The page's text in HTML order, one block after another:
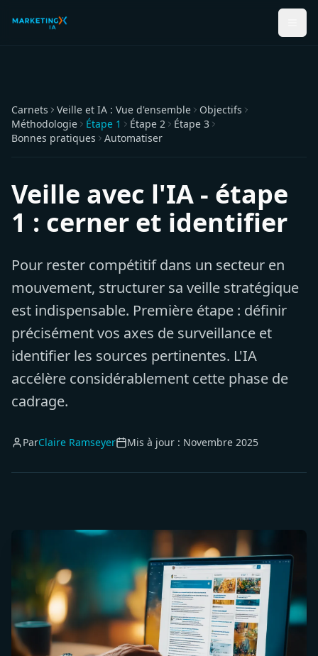
Carnets Veille et IA : Vue d'ensemble
Objectifs
Méthodologie
Étape 1 Étape 2
Étape 3
Bonnes pratiques
Automatiser
Veille avec l'IA - étape
1 : cerner et identifier
Pour rester compétitif dans un secteur en
mouvement, structurer sa veille stratégique
est indispensable. Première étape : définir
précisément vos axes de surveillance et
identifier les sources pertinentes. L'IA
accélère considérablement cette phase de
cadrage.
ParClaire Ramseyer Mis à jour : Novembre 2025